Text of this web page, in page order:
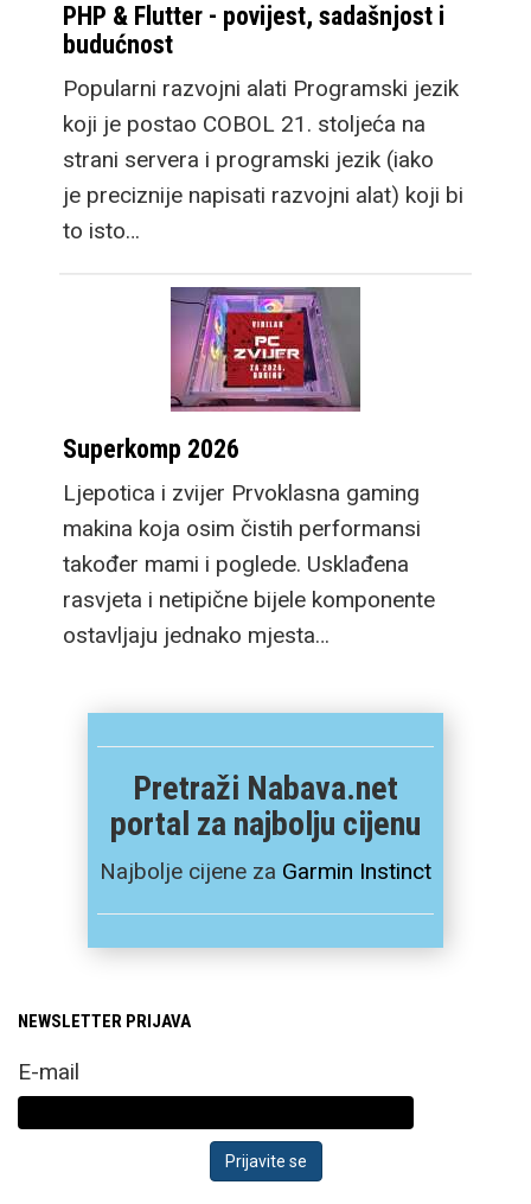
PHP & Flutter - povijest, sadašnjost i
budućnost
Popularni razvojni alati Programski jezik
koji je postao COBOL 21. stoljeća na
strani servera i programski jezik (iako
je preciznije napisati razvojni alat) koji bi
to isto…
Superkomp 2026
Ljepotica i zvijer Prvoklasna gaming
makina koja osim čistih performansi
također mami i poglede. Usklađena
rasvjeta i netipične bijele komponente
ostavljaju jednako mjesta…
Pretraži Nabava.net
portal za najbolju cijenu
Najbolje cijene za Garmin Instinct
NEWSLETTER PRIJAVA
E-mail